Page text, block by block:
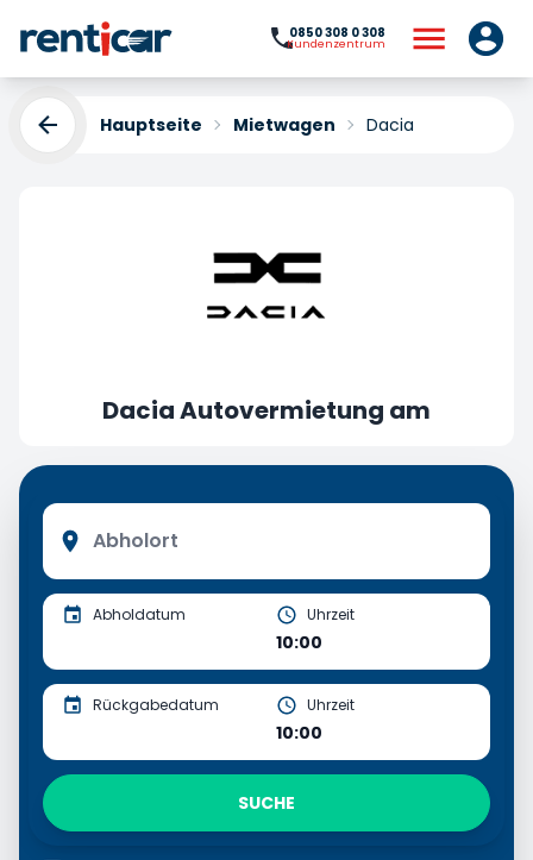
0850 308 0 308
Kundenzentrum
Hauptseite Mietwagen Dacia
Dacia Autovermietung am
Abholdatum Uhrzeit
10:00
Rückgabedatum Uhrzeit
10:00
SUCHE